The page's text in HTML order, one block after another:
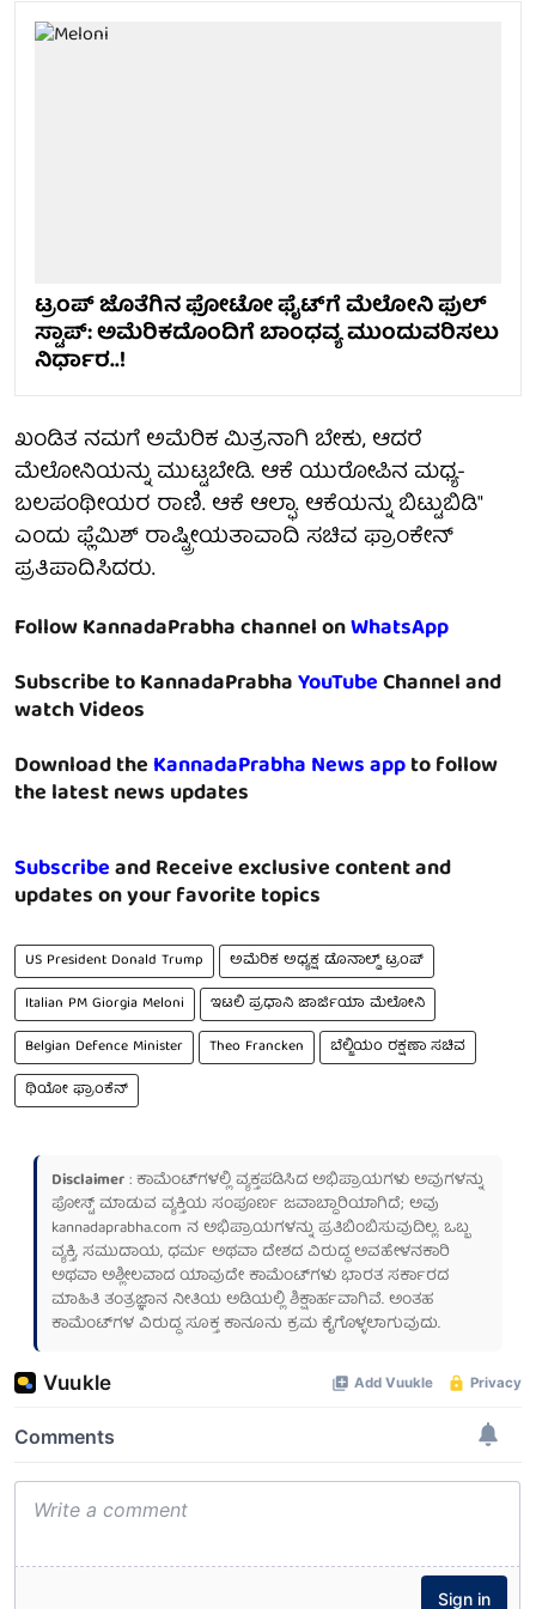
ಟ್ರಂಪ್ ಜೊತೆಗಿನ ಫೋಟೋ ಫೈಟ್‌ಗೆ ಮೆಲೋನಿ ಫುಲ್
ಸ್ಟಾಪ್: ಅಮೆರಿಕದೊಂದಿಗೆ ಬಾಂಧವ್ಯ ಮುಂದುವರಿಸಲು
ನಿರ್ಧಾರ..!
ಖಂಡಿತ ನಮಗೆ ಅಮೆರಿಕ ಮಿತ್ರನಾಗಿ ಬೇಕು, ಆದರೆ
ಮೆಲೋನಿಯನ್ನು ಮುಟ್ಟಬೇಡಿ. ಆಕೆ ಯುರೋಪಿನ ಮಧ್ಯ-
ಬಲಪಂಥೀಯರ ರಾಣಿ. ಆಕೆ ಆಲ್ಫಾ. ಆಕೆಯನ್ನು ಬಿಟ್ಟುಬಿಡಿ"
ಎಂದು ಫ್ಲೆಮಿಶ್ ರಾಷ್ಟ್ರೀಯತಾವಾದಿ ಸಚಿವ ಫ್ರಾಂಕೇನ್
ಪ್ರತಿಪಾದಿಸಿದರು.
Follow KannadaPrabha channel onWhatsApp
Subscribe to KannadaPrabhaYouTubeChannel and
watch Videos
Download theKannadaPrabha News appto follow
the latest news updates
Subscribeand Receive exclusive content and
updates on your favorite topics
US President Donald Trump
ಅಮೆರಿಕ ಅಧ್ಯಕ್ಷ ಡೊನಾಲ್ಡ್ ಟ್ರಂಪ್
Italian PM Giorgia Meloni
ಇಟಲಿ ಪ್ರಧಾನಿ ಜಾರ್ಜಿಯಾ ಮೆಲೋನಿ
Belgian Defence Minister
Theo Francken
ಬೆಲ್ಜಿಯಂ ರಕ್ಷಣಾ ಸಚಿವ
ಥಿಯೋ ಫ್ರಾಂಕೆನ್
Disclaimer: ಕಾಮೆಂಟ್‌ಗಳಲ್ಲಿ ವ್ಯಕ್ತಪಡಿಸಿದ ಅಭಿಪ್ರಾಯಗಳು ಅವುಗಳನ್ನು
ಪೋಸ್ಟ್ ಮಾಡುವ ವ್ಯಕ್ತಿಯ ಸಂಪೂರ್ಣ ಜವಾಬ್ದಾರಿಯಾಗಿದೆ; ಅವು
kannadaprabha.com ನ ಅಭಿಪ್ರಾಯಗಳನ್ನು ಪ್ರತಿಬಿಂಬಿಸುವುದಿಲ್ಲ. ಒಬ್ಬ
ವ್ಯಕ್ತಿ, ಸಮುದಾಯ, ಧರ್ಮ ಅಥವಾ ದೇಶದ ವಿರುದ್ಧ ಅವಹೇಳನಕಾರಿ
ಅಥವಾ ಅಶ್ಲೀಲವಾದ ಯಾವುದೇ ಕಾಮೆಂಟ್‌ಗಳು ಭಾರತ ಸರ್ಕಾರದ
ಮಾಹಿತಿ ತಂತ್ರಜ್ಞಾನ ನೀತಿಯ ಅಡಿಯಲ್ಲಿ ಶಿಕ್ಷಾರ್ಹವಾಗಿವೆ. ಅಂತಹ
ಕಾಮೆಂಟ್‌ಗಳ ವಿರುದ್ಧ ಸೂಕ್ತ ಕಾನೂನು ಕ್ರಮ ಕೈಗೊಳ್ಳಲಾಗುವುದು.